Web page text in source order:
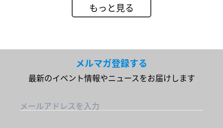
もっと見る
メルマガ登録する
最新のイベント情報やニュースをお届けします
メールアドレスを入力